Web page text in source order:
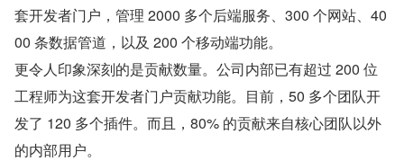
套开发者门户，管理 2000 多个后端服务、300 个网站、40
00 条数据管道，以及 200 个移动端功能。
更令人印象深刻的是贡献数量。公司内部已有超过 200 位
工程师为这套开发者门户贡献功能。目前，50 多个团队开
发了 120 多个插件。而且，80% 的贡献来自核心团队以外
的内部用户。